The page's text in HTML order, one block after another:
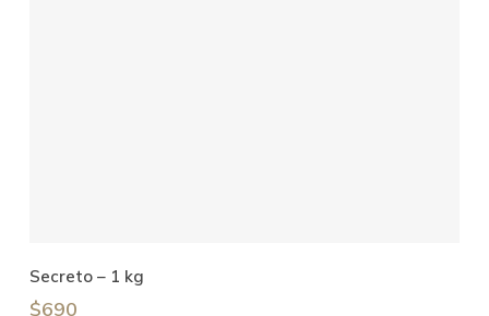
Secreto – 1 kg
$690